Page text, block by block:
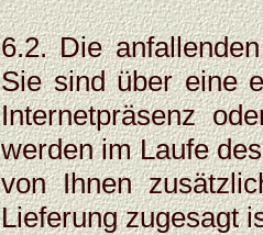
6.2. Die
Sie sind über eine
Internetpräsenz
werden im Laufe
von Ihnen
Lieferung zugesagt